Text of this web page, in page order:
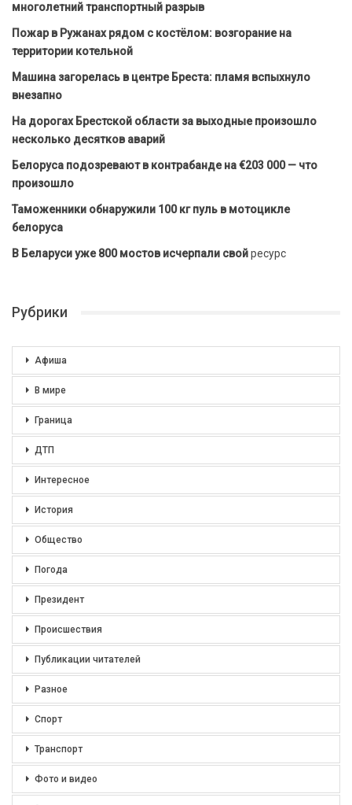
многолетний транспортный разрыв
Пожар в Ружанах рядом с костёлом: возгорание на
территории котельной
Машина загорелась в центре Бреста: пламя вспыхнуло
внезапно
На дорогах Брестской области за выходные произошло
несколько десятков аварий
Белоруса подозревают в контрабанде на €203 000 — что
произошло
Таможенники обнаружили 100 кг пуль в мотоцикле
белоруса
В Беларуси уже 800 мостов исчерпали свойресурс
Рубрики
Афиша
В мире
Граница
ДТП
Интересное
История
Общество
Погода
Президент
Происшествия
Публикации читателей
Разное
Спорт
Транспорт
Фото и видео